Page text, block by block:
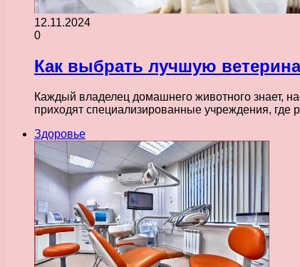
12.11.2024
0
Как выбрать лучшую
Каждый владелец домашнего животного знает,
приходят специализированные учреждения,
Здоровье